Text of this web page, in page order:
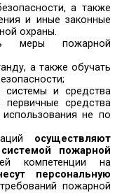
на
актов и
и
в целях
(выявляются)
закона от